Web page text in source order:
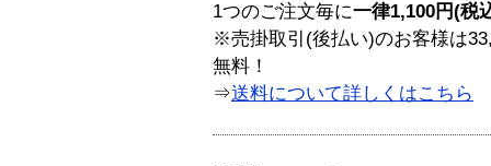
1つのご注文毎に一律1,100円(税
※売掛取引(後払い)のお客様は
無料！
⇒送料について詳しくはこちら